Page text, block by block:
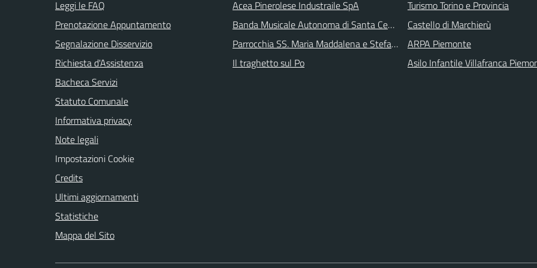
Leggi le FAQ
Prenotazione Appuntamento
Segnalazione Disservizio
Richiesta d'Assistenza
Bacheca Servizi
Statuto Comunale
Informativa privacy
Note legali
Impostazioni Cookie
Credits
Ultimi aggiornamenti
Statistiche
Mappa del Sito
Acea Pinerolese Industraile SpA
Banda Musicale Autonoma di Santa Cecilia
Parrocchia SS. Maria Maddalena e Stefano
Il traghetto sul Po
Turismo Torino e Provincia
Castello di Marchierù
ARPA Piemonte
Asilo Infantile Villafranca